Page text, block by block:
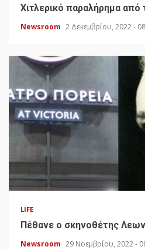
Χιτλερικό παραλήρημα από
Newsroom 2 Δεκεμβρίου, 2022 -
LIFE
Πέθανε ο σκηνοθέτης
Newsroom 29 Νοεμβρίου, 2022 -